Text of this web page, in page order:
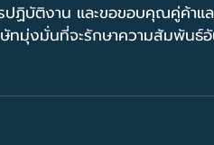
ฏิบัติงาน และขอขอบคุณคู่ค้าแ
ทมุ่งมั่นที่จะรักษาความสัมพันธ์